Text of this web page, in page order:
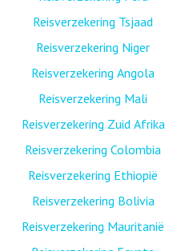
Reisverzekering Tsjaad
Reisverzekering Niger
Reisverzekering Angola
Reisverzekering Mali
Reisverzekering Zuid Afrika
Reisverzekering Colombia
Reisverzekering Ethiopië
Reisverzekering Bolivia
Reisverzekering Mauritanië